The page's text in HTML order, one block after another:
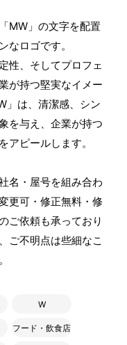
MW」の文字を配置
なロゴです。
性、そしてプロフェ
が持つ堅実なイメー
」は、清潔感、シン
を与え、企業が持つ
アピールします。
名・屋号を組み合わ
更可・修正無料・修
ご依頼も承っており
ご不明点は些細なこ
W
フード・飲食店